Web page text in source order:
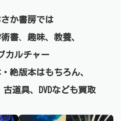
か書房では
書、 趣味、教養、
カルチャー
絶版本はもちろん、
道具、DVDなども買取